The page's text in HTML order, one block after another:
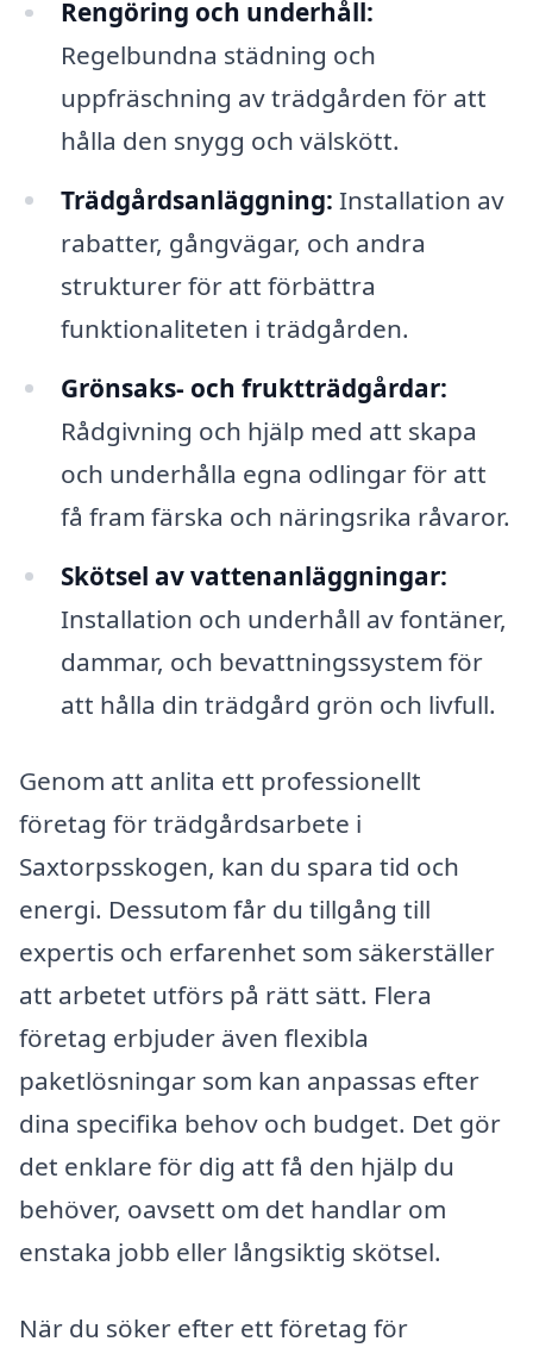
Rengöring och underhåll:
Regelbundna städning och
uppfräschning av trädgården för att
hålla den snygg och välskött.
Trädgårdsanläggning: Installation av
rabatter, gångvägar, och andra
strukturer för att förbättra
funktionaliteten i trädgården.
Grönsaks- och fruktträdgårdar:
Rådgivning och hjälp med att skapa
och underhålla egna odlingar för att
få fram färska och näringsrika råvaror.
Skötsel av vattenanläggningar:
Installation och underhåll av fontäner,
dammar, och bevattningssystem för
att hålla din trädgård grön och livfull.
Genom att anlita ett professionellt
företag för trädgårdsarbete i
Saxtorpsskogen, kan du spara tid och
energi. Dessutom får du tillgång till
expertis och erfarenhet som säkerställer
att arbetet utförs på rätt sätt. Flera
företag erbjuder även flexibla
paketlösningar som kan anpassas efter
dina specifika behov och budget. Det gör
det enklare för dig att få den hjälp du
behöver, oavsett om det handlar om
enstaka jobb eller långsiktig skötsel.
När du söker efter ett företag för